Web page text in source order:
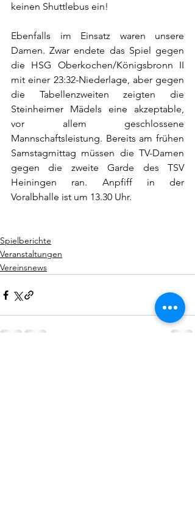
keinen Shuttlebus ein!
Ebenfalls im Einsatz waren unsere
Damen. Zwar endete das Spiel gegen
die HSG Oberkochen/Königsbronn II
mit einer 23:32-Niederlage, aber gegen
die Tabellenzweiten zeigten die
Steinheimer Mädels eine akzeptable,
vor allem geschlossene
Mannschaftsleistung. Bereits am frühen
Samstagmittag müssen die TV-Damen
gegen die zweite Garde des TSV
Heiningen ran. Anpfiff in der
Voralbhalle ist um 13.30 Uhr.
Spielberichte
Veranstaltungen
Vereinsnews